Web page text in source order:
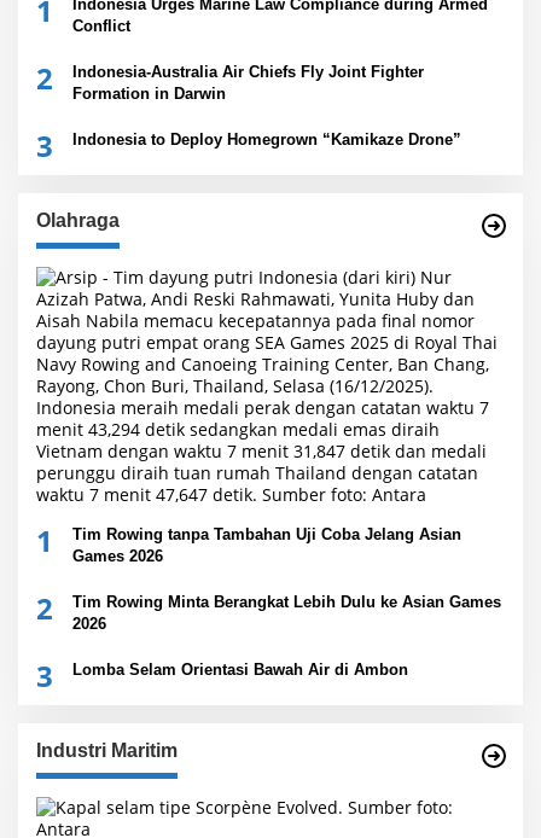
1
Indonesia Urges Marine Law Compliance during Armed
Conflict
2
Indonesia-Australia Air Chiefs Fly Joint Fighter
Formation in Darwin
3 Indonesia to Deploy Homegrown “Kamikaze Drone”
Olahraga
1
Tim Rowing tanpa Tambahan Uji Coba Jelang Asian
Games 2026
2
Tim Rowing Minta Berangkat Lebih Dulu ke Asian Games
2026
3 Lomba Selam Orientasi Bawah Air di Ambon
Industri Maritim